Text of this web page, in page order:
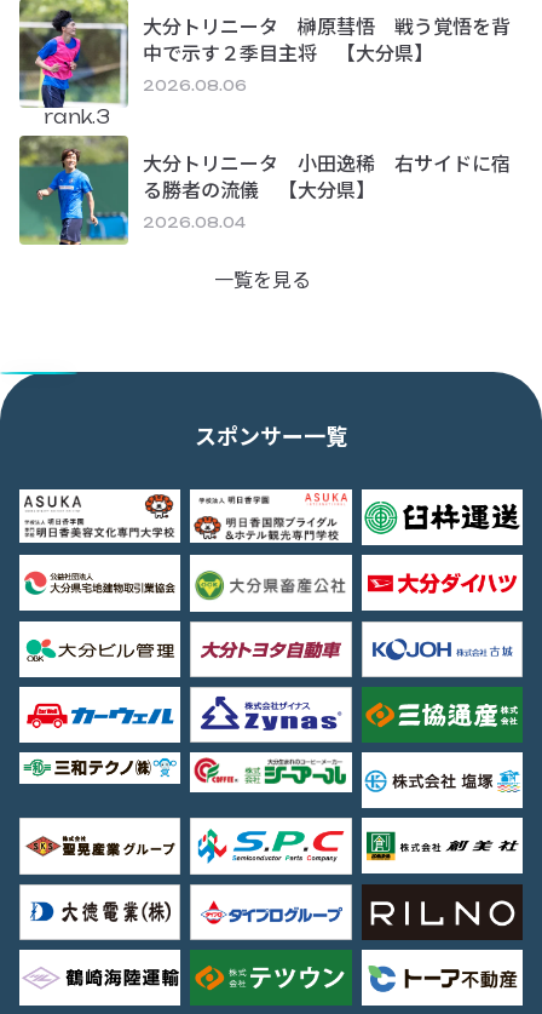
大分トリニータ 榊原彗悟 戦う覚悟を背
中で示す２季目主将 【大分県】
2026.08.06
rank.3
大分トリニータ 小田逸稀 右サイドに宿
る勝者の流儀 【大分県】
2026.08.04
一覧を見る
スポンサー一覧